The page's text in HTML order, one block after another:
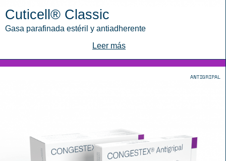
Cuticell® Classic
Gasa parafinada estéril y antiadherente
Leer más
ANTIGRIPAL